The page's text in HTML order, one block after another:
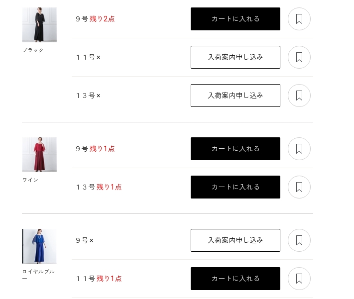
ブラック
９号残り2点 カートに入れる
１１号× 入荷案内申し込み
１３号× 入荷案内申し込み
ワイン
９号残り1点 カートに入れる
１３号残り1点 カートに入れる
ロイヤルブル
ー
９号× 入荷案内申し込み
１１号残り1点 カートに入れる